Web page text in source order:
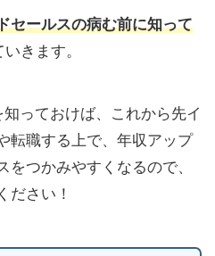
セールスの病む前に知って
きます。
っておけば、これから先イ
転職する上で、年収アップ
つかみやすくなるので、
ださい！